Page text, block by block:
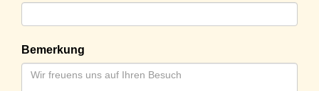
Bemerkung